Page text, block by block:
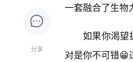
分享
一套融合了生物
如果你渴望
对是你不可错😁